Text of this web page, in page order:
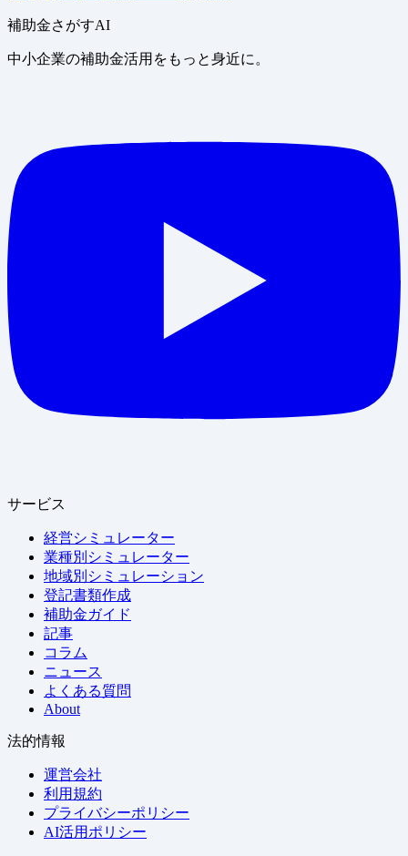
補助金さがすAI
中小企業の補助金活用をもっと身近に。
サービス
経営シミュレーター
業種別シミュレーター
地域別シミュレーション
登記書類作成
補助金ガイド
記事
コラム
ニュース
よくある質問
About
法的情報
運営会社
利用規約
プライバシーポリシー
AI活用ポリシー